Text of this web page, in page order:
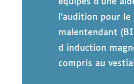
équipés d’une
l’audition pour le
malentendant
d induction
compris au